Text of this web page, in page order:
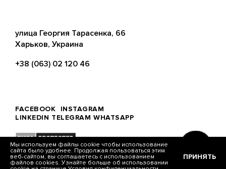
Мы используем файлы cookie чтобы использование
сайта было удобнее. Продолжая пользоваться этим
веб-сайтом, вы соглашаетесь с использованием
файлов cookies. Узнайте больше об использовании
ПРИНЯТЬ
улица Георгия Тарасенка, 66
Харьков, Украина
+38 (063) 02 120 46
FACEBOOK
INSTAGRAM
LINKEDIN TELEGRAM WHATSAPP
© Brander, 2026